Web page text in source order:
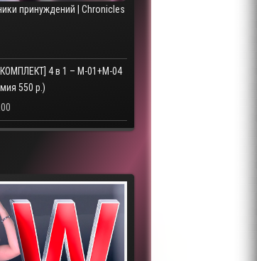
принуждений | Chronicles
КОМПЛЕКТ] 4 в 1 – M-01+M-04
550 р.)